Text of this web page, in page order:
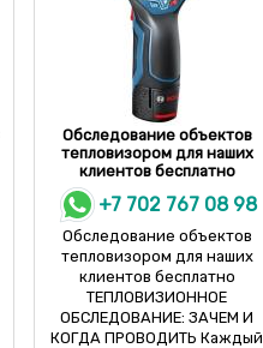
Обследование объектов
тепловизором для наших
клиентов бесплатно
+7 702 767 08 98
Обследование объектов
тепловизором для наших
клиентов бесплатно
ТЕПЛОВИЗИОННОЕ
ОБСЛЕДОВАНИЕ: ЗАЧЕМ И
КОГДА ПРОВОДИТЬ Каждый